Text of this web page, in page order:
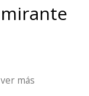
ver más